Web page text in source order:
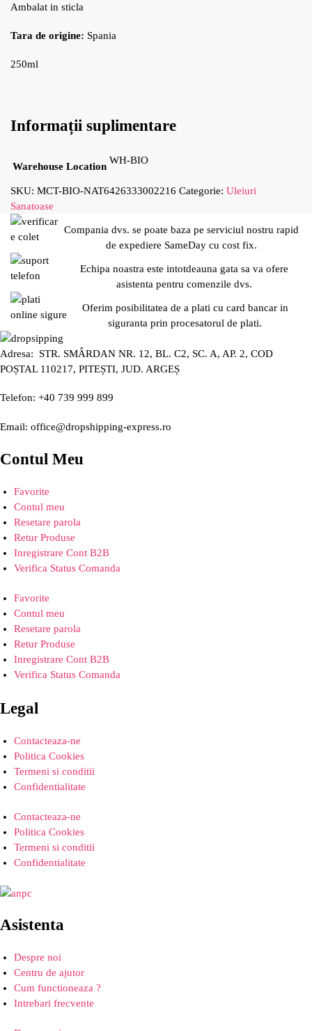
Ambalat in sticla
Tara de origine: Spania
250ml
Informații suplimentare
Warehouse Location
WH-BIO
SKU: MCT-BIO-NAT6426333002216 Categorie: Uleiuri
Sanatoase
Compania dvs. se poate baza pe serviciul nostru rapid
de expediere SameDay cu cost fix.
Echipa noastra este intotdeauna gata sa va ofere
asistenta pentru comenzile dvs.
Oferim posibilitatea de a plati cu card bancar in
siguranta prin procesatorul de plati.
Adresa: STR. SMÂRDAN NR. 12, BL. C2, SC. A, AP. 2, COD
POȘTAL 110217, PITEȘTI, JUD. ARGEȘ
Telefon: +40 739 999 899
Email: office@dropshipping-express.ro
Contul Meu
Favorite
Contul meu
Resetare parola
Retur Produse
Inregistrare Cont B2B
Verifica Status Comanda
Favorite
Contul meu
Resetare parola
Retur Produse
Inregistrare Cont B2B
Verifica Status Comanda
Legal
Contacteaza-ne
Politica Cookies
Termeni si conditii
Confidentialitate
Contacteaza-ne
Politica Cookies
Termeni si conditii
Confidentialitate
Asistenta
Despre noi
Centru de ajutor
Cum functioneaza ?
Intrebari frecvente